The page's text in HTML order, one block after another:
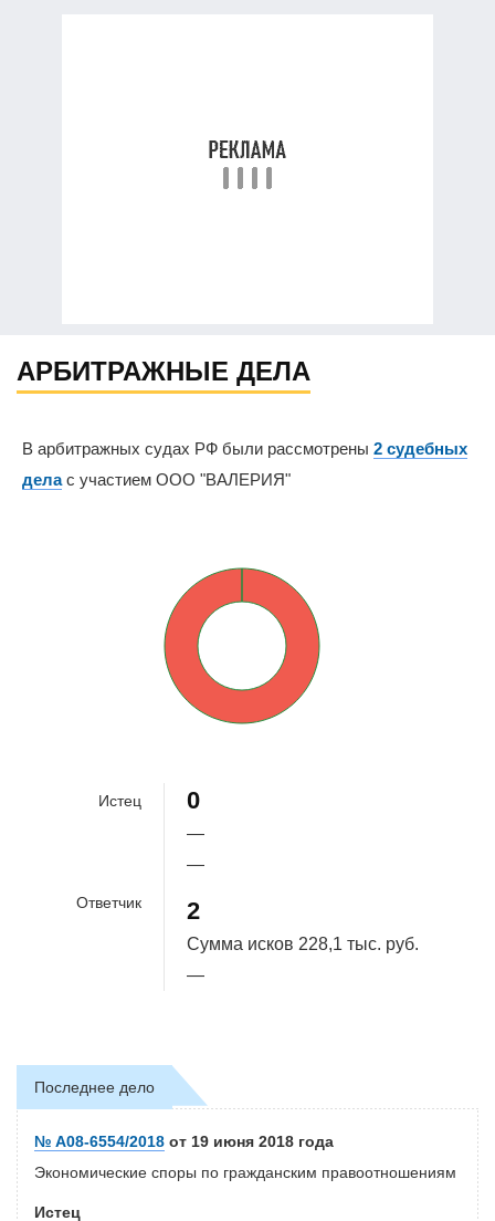
АРБИТРАЖНЫЕ ДЕЛА
В арбитражных судах РФ были рассмотрены 2 судебных
делас участием ООО "ВАЛЕРИЯ"
Истец
Ответчик
0
—
—
2
Сумма исков 228,1 тыс. руб.
—
Последнее дело
№ А08-6554/2018 от 19 июня 2018 года
Экономические споры по гражданским правоотношениям
Истец